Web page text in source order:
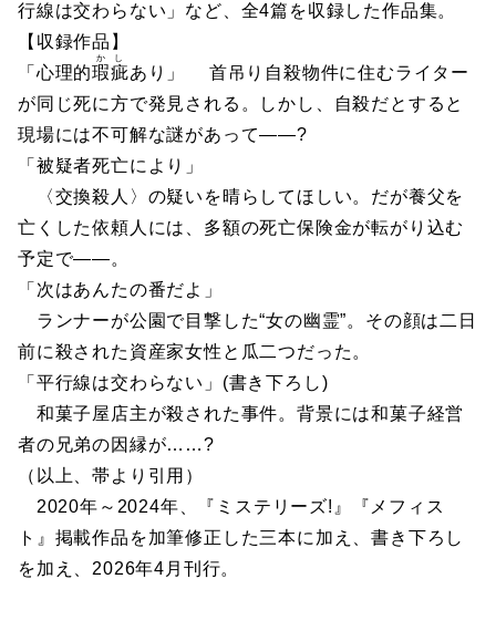
行線は交わらない」など、全4篇を収録した作品集。
【収録作品】
「心理的瑕疵
かし
あり」 首吊り自殺物件に住むライター
が同じ死に方で発見される。しかし、自殺だとすると
現場には不可解な謎があって――?
「被疑者死亡により」
〈交換殺人〉の疑いを晴らしてほしい。だが養父を
亡くした依頼人には、多額の死亡保険金が転がり込む
予定で――。
「次はあんたの番だよ」
ランナーが公園で目撃した“女の幽霊”。その顔は二日
前に殺された資産家女性と瓜二つだった。
「平行線は交わらない」(書き下ろし)
和菓子屋店主が殺された事件。背景には和菓子経営
者の兄弟の因縁が……?
（以上、帯より引用）
2020年～2024年、『ミステリーズ!』『メフィス
ト』掲載作品を加筆修正した三本に加え、書き下ろし
を加え、2026年4月刊行。